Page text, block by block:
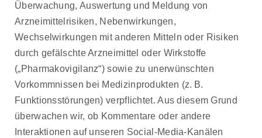
Überwachung, Auswertung und Meldung von
Arzneimittelrisiken, Nebenwirkungen,
Wechselwirkungen mit anderen Mitteln oder Risiken
durch gefälschte Arzneimittel oder Wirkstoffe
(„Pharmakovigilanz“) sowie zu unerwünschten
Vorkommnissen bei Medizinprodukten (z. B.
Funktionsstörungen) verpflichtet. Aus diesem Grund
überwachen wir, ob Kommentare oder andere
Interaktionen auf unseren Social-Media-Kanälen